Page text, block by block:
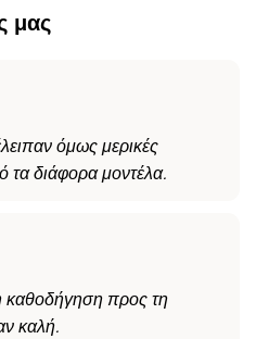
μας
όμως μερικές
τα διάφορα μοντέλα.
προς τη
καλή.